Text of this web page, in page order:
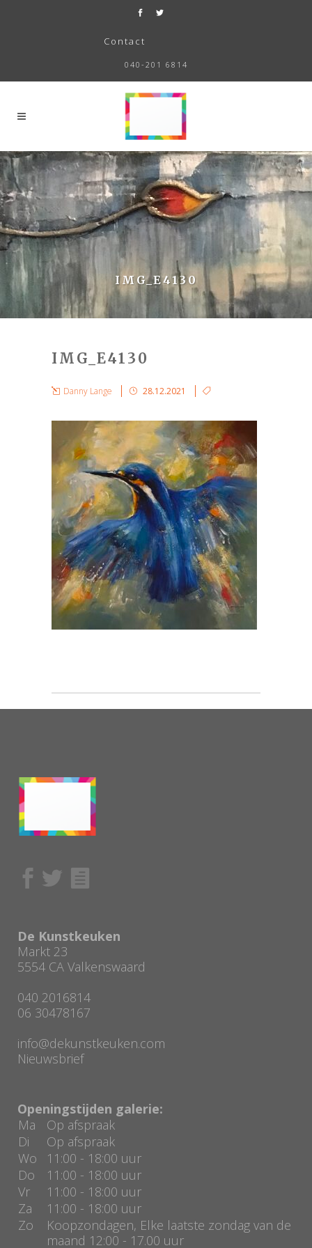
Contact
040-201 6814
IMG_E4130
IMG_E4130
Danny Lange 28.12.2021
De Kunstkeuken
Markt 23
5554 CA Valkenswaard
040 2016814
06 30478167
info@dekunstkeuken.com
Nieuwsbrief
Openingstijden galerie:
Ma
Op afspraak
Di
Op afspraak
Wo
11:00 - 18:00 uur
Do
11:00 - 18:00 uur
Vr
11:00 - 18:00 uur
Za
11:00 - 18:00 uur
Zo
Koopzondagen, Elke laatste zondag van de
maand 12:00 - 17.00 uur